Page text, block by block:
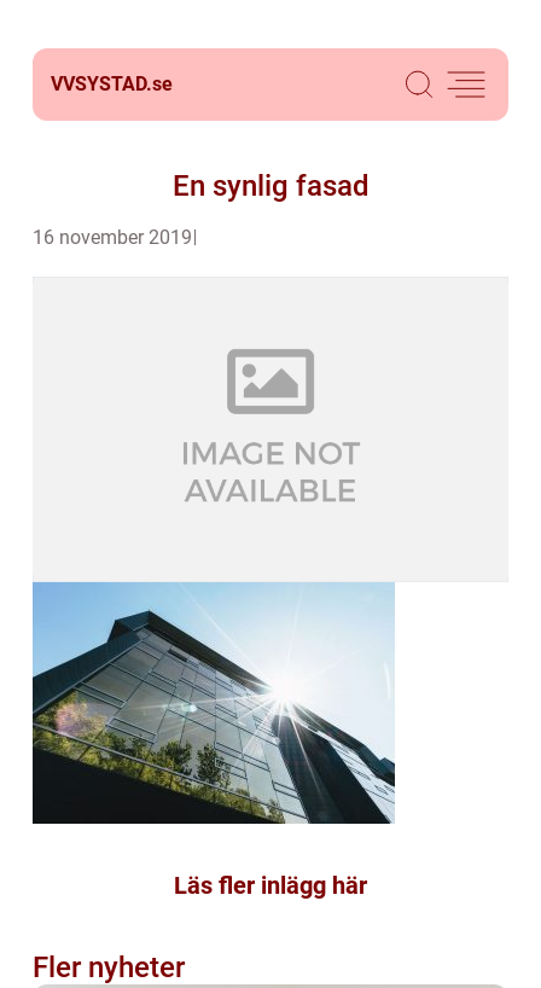
VVSYSTAD.se
En synlig fasad
16 november 2019
Läs fler inlägg här
Fler nyheter